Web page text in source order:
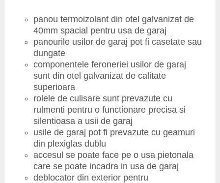
panou termoizolant din otel galvanizat de
40mm spacial pentru usa de garaj
panourile usilor de garaj pot fi casetate sau
dungate
componentele feroneriei usilor de garaj
sunt din otel galvanizat de calitate
superioara
rolele de culisare sunt prevazute cu
rulmenti pentru o functionare precisa si
silentioasa a usii de garaj
usile de garaj pot fi prevazute cu geamuri
din plexiglas dublu
accesul se poate face pe o usa pietonala
care se poate incadra in usa de garaj
deblocator din exterior pentru